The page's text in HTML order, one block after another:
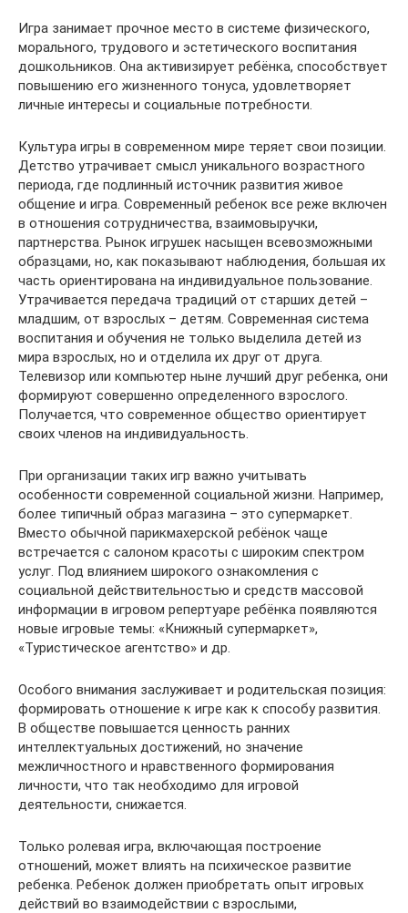
Игра занимает прочное место в системе физического,
морального, трудового и эстетического воспитания
дошкольников. Она активизирует ребёнка, способствует
повышению его жизненного тонуса, удовлетворяет
личные интересы и социальные потребности.
Культура игры в современном мире теряет свои позиции.
Детство утрачивает смысл уникального возрастного
периода, где подлинный источник развития живое
общение и игра. Современный ребенок все реже включен
в отношения сотрудничества, взаимовыручки,
партнерства. Рынок игрушек насыщен всевозможными
образцами, но, как показывают наблюдения, большая их
часть ориентирована на индивидуальное пользование.
Утрачивается передача традиций от старших детей –
младшим, от взрослых – детям. Современная система
воспитания и обучения не только выделила детей из
мира взрослых, но и отделила их друг от друга.
Телевизор или компьютер ныне лучший друг ребенка, они
формируют совершенно определенного взрослого.
Получается, что современное общество ориентирует
своих членов на индивидуальность.
При организации таких игр важно учитывать
особенности современной социальной жизни. Например,
более типичный образ магазина – это супермаркет.
Вместо обычной парикмахерской ребёнок чаще
встречается с салоном красоты с широким спектром
услуг. Под влиянием широкого ознакомления с
социальной действительностью и средств массовой
информации в игровом репертуаре ребёнка появляются
новые игровые темы: «Книжный супермаркет»,
«Туристическое агентство» и др.
Особого внимания заслуживает и родительская позиция:
формировать отношение к игре как к способу развития.
В обществе повышается ценность ранних
интеллектуальных достижений, но значение
межличностного и нравственного формирования
личности, что так необходимо для игровой
деятельности, снижается.
Только ролевая игра, включающая построение
отношений, может влиять на психическое развитие
ребенка. Ребенок должен приобретать опыт игровых
действий во взаимодействии с взрослыми,